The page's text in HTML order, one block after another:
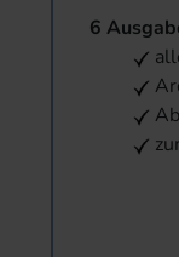
6